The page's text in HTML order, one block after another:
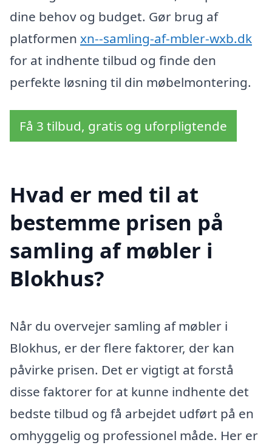
dine behov og budget. Gør brug af
platformen xn--samling-af-mbler-wxb.dk
for at indhente tilbud og finde den
perfekte løsning til din møbelmontering.
Få 3 tilbud, gratis og uforpligtende
Hvad er med til at
bestemme prisen på
samling af møbler i
Blokhus?
Når du overvejer samling af møbler i
Blokhus, er der flere faktorer, der kan
påvirke prisen. Det er vigtigt at forstå
disse faktorer for at kunne indhente det
bedste tilbud og få arbejdet udført på en
omhyggelig og professionel måde. Her er